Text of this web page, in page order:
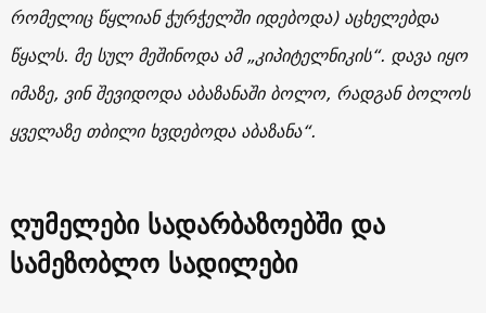
რომელიც წყლიან ჭურჭელში იდებოდა) აცხელებდა
წყალს. მე სულ მეშინოდა ამ „კიპიტელნიკის“. დავა იყო
იმაზე, ვინ შევიდოდა აბაზანაში ბოლო, რადგან ბოლოს
ყველაზე თბილი ხვდებოდა აბაზანა“.
ღუმელები სადარბაზოებში და
სამეზობლო სადილები